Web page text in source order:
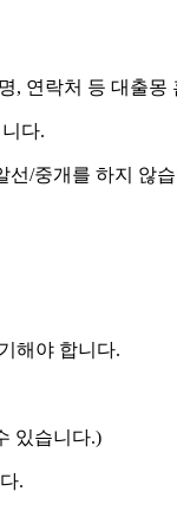
, 연락처 등 대출몽
다.
선/중개를 하지 않
해야 합니다.
있습니다.)
.